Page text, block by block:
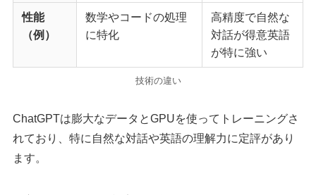
性能
（例）
数学やコードの処理
に特化
高精度で自然な
対話が得意英語
が特に強い
技術の違い
ChatGPTは膨大なデータとGPUを使ってトレーニングさ
れており、特に自然な対話や英語の理解力に定評があり
ます。